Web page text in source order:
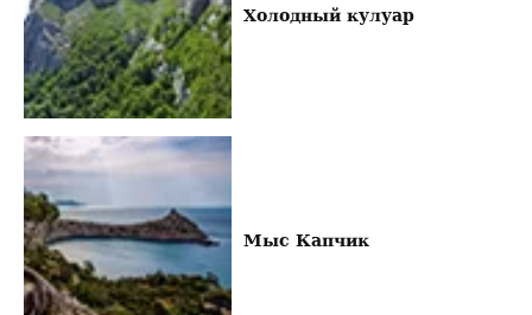
Холодный кулуар
Мыс Капчик